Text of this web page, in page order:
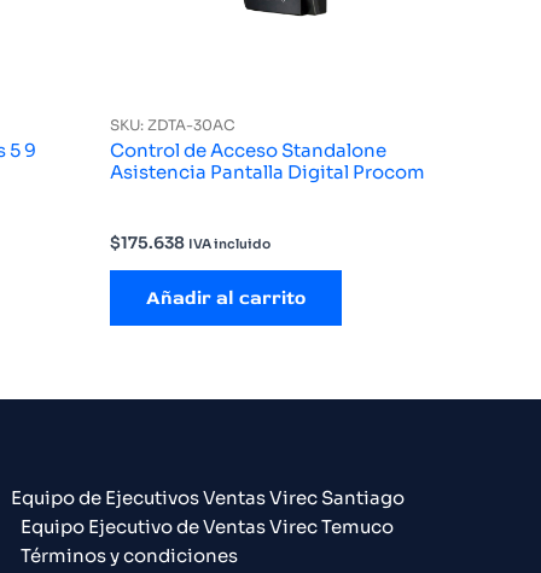
5 9
SKU: ZDTA-30AC
Control de Acceso Standalone
Asistencia Pantalla Digital Procom
$175.638 IVA incluido
Añadir al carrito
Equipo de Ejecutivos Ventas Virec Santiago
Equipo Ejecutivo de Ventas Virec Temuco
Términos y condiciones